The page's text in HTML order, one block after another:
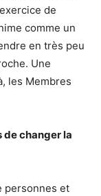
de
comme un
en très peu
Une
les Membres
de changer la
personnes et